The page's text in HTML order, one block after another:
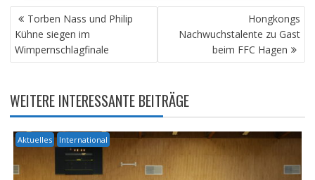
BEITRAGSNAVIGATION
Torben Nass und Philip
Kühne siegen im
Wimpernschlagfinale
Hongkongs
Nachwuchstalente zu Gast
beim FFC Hagen
WEITERE INTERESSANTE BEITRÄGE
Aktuelles International